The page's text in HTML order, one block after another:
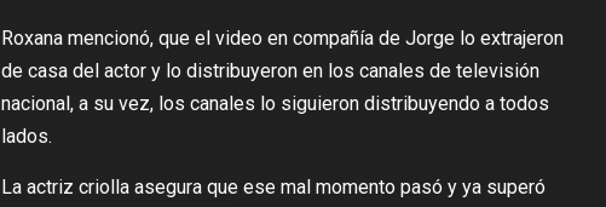
Roxana mencionó, que el video en compañía de Jorge lo extrajeron
de casa del actor y lo distribuyeron en los canales de televisión
nacional, a su vez, los canales lo siguieron distribuyendo a todos
lados.
La actriz criolla asegura que ese mal momento pasó y ya superó